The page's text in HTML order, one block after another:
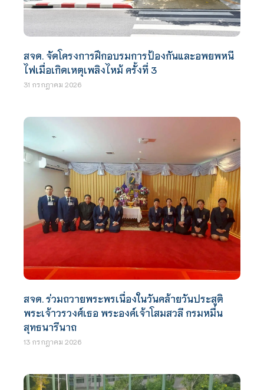
สจด. จัดโครงการฝึกอบรมการป้องกันและอพยพหนี
ไฟเมื่อเกิดเหตุเพลิงไหม้ ครั้งที่ 3
31 กรกฎาคม 2026
สจด. ร่วมถวายพระพรเนื่องในวันคล้ายวันประสูติ
พระเจ้าวรวงศ์เธอ พระองค์เจ้าโสมสวลี กรมหมื่น
สุทธนารีนาถ
13 กรกฎาคม 2026